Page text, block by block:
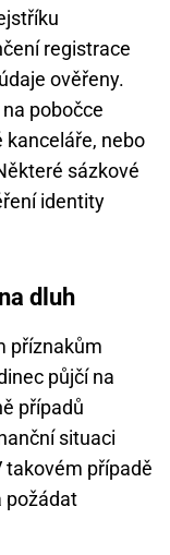
registrace
ověřeny.
pobočce
kanceláře, nebo
sázkové
identity
dluh
příznakům
půjčí na
případů
situaci
takovém případě
požádat